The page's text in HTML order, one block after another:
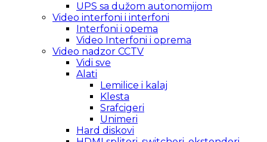
UPS sa dužom autonomijom
Video interfoni i interfoni
Interfoni i opema
Video Interfoni i oprema
Video nadzor CCTV
Vidi sve
Alati
Lemilice i kalaj
Klesta
Srafcigeri
Unimeri
Hard diskovi